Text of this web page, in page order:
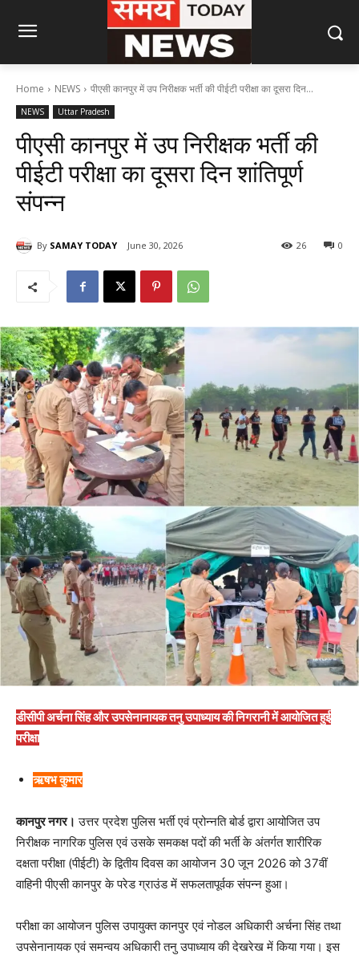
Home NEWS पीएसी कानपुर में उप निरीक्षक भर्ती की पीईटी परीक्षा का दूसरा दिन...
NEWS Uttar Pradesh
पीएसी कानपुर में उप निरीक्षक भर्ती की
पीईटी परीक्षा का दूसरा दिन शांतिपूर्ण
संपन्न
By SAMAY TODAY June 30, 2026 0
26
डीसीपी अर्चना सिंह और उपसेनानायक तनु उपाध्याय की निगरानी में आयोजित हुई
परीक्षा
ऋषभ कुमार
कानपुर नगर। उत्तर प्रदेश पुलिस भर्ती एवं प्रोन्नति बोर्ड द्वारा आयोजित उप
निरीक्षक नागरिक पुलिस एवं उसके समकक्ष पदों की भर्ती के अंतर्गत शारीरिक
दक्षता परीक्षा (पीईटी) के द्वितीय दिवस का आयोजन 30 जून 2026 को 37वीं
वाहिनी पीएसी कानपुर के परेड ग्राउंड में सफलतापूर्वक संपन्न हुआ।
परीक्षा का आयोजन पुलिस उपायुक्त कानपुर एवं नोडल अधिकारी अर्चना सिंह तथा
उपसेनानायक एवं समन्वय अधिकारी तनु उपाध्याय की देखरेख में किया गया। इस